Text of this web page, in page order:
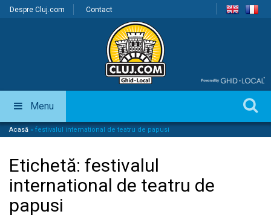
Despre Cluj.com Contact
Menu
Acasă » festivalul international de teatru de papusi
Etichetă: festivalul
international de teatru de
papusi